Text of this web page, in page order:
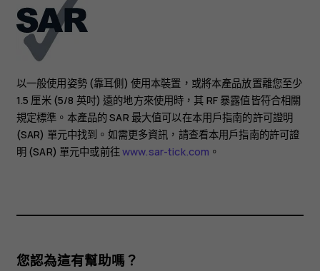
以一般使用姿勢 (靠耳側) 使用本裝置，或將本產品放置離您至少
1.5 厘米 (5/8 英吋) 遠的地方來使用時，其 RF 暴露值皆符合相關
規定標準。本產品的 SAR 最大值可以在本用戶指南的許可證明
(SAR) 單元中找到。如需更多資訊，請查看本用戶指南的許可證
明 (SAR) 單元中或前往www.sar-tick.com 。
您認為這有幫助嗎？